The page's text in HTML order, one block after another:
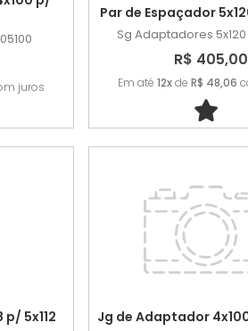
juros
Par de Espaçador
Sg Adaptadores
R$ 405,00
Em até 12xde R$ 48,06
5x112 Jg de Adaptador